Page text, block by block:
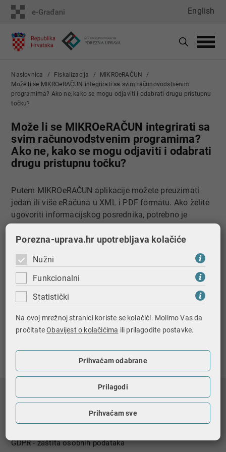
English
Naslovnica Fiskalizacija
MIKROeRAČUN
Može li se MIKROeRAČUN integrirati sa svim računovodstvenim
programima? Ako ne, kako se mogu odjaviti i odabrati drugu pristupnu
točku?
Može li se MIKROeRAČUN integrirati sa
svim računovodstvenim programima?
Ako ne, kako se mogu odjaviti i odabrati
drugu pristupnu točku?
Putem MIKROeRAČUN aplikacije možete preuzimati
jedan ili više eRačuna u XML i PDF formatu. Ako želite
ugovoriti informacijskog posrednika, potrebno je
pričekati objavu ugovorenog posrednika i potvrditi ga
putem FiskAplikacije. Potvrdom novog informacijskog
posrednika, automatski se deaktivira prethodni zapis
da je MIKROeRAČUN izabrani informacijski posrednik.
Ukoliko posrednik fiskalizira u vaše ime, potrebno je
dodijeliti i ovlaštenje za fiskalizaciju putem
FiskAplikacije.
Nagradna igra
Registri i baze podataka
GDPR - zaštita osobnih podataka
Porezna-uprava.hr upotrebljava kolačiće
Nužni
Funkcionalni
Statistički
Na ovoj mrežnoj stranici koriste se kolačići. Molimo Vas da
pročitateObavijest o kolačićima ili prilagodite postavke.
Prihvaćam odabrane
Prilagodi
Prihvaćam sve